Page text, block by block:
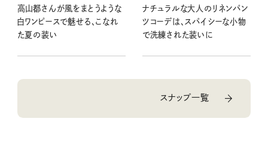
高山都さんが風をまとうような
白ワンピースで魅せる、こなれ
た夏の装い
ナチュラルな大人のリネンパン
ツコーデは、スパイシーな小物
で洗練された装いに
スナップ一覧